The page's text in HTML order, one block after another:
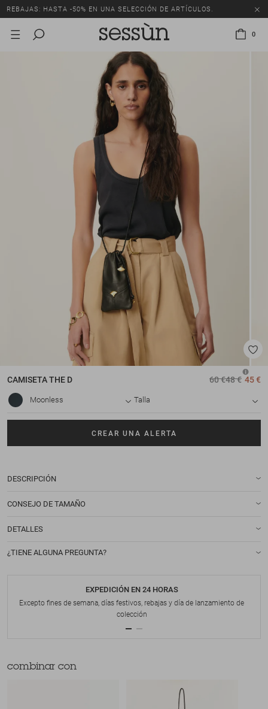
REBAJAS: HASTA -50% EN UNA SELECCIÓN DE ARTÍCULOS.
0
CAMISETATHE D 60 €48 € 45 €
Moonless Talla
CREAR UNA ALERTA
DESCRIPCIÓN
CONSEJO DE TAMAÑO
DETALLES
¿TIENE ALGUNA PREGUNTA?
EXPEDICIÓN EN 24 HORAS
Excepto fines de semana, días festivos, rebajas y día de lanzamiento de
colección
combinar con